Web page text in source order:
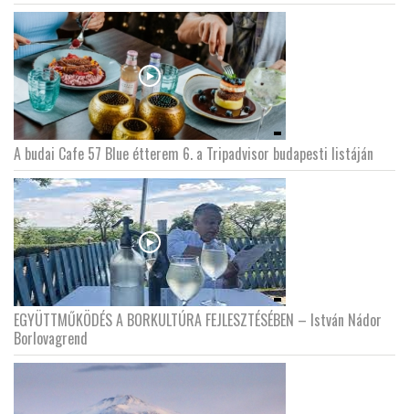
A budai Cafe 57 Blue étterem 6. a Tripadvisor budapesti listáján
EGYÜTTMŰKÖDÉS A BORKULTÚRA FEJLESZTÉSÉBEN – István Nádor
Borlovagrend